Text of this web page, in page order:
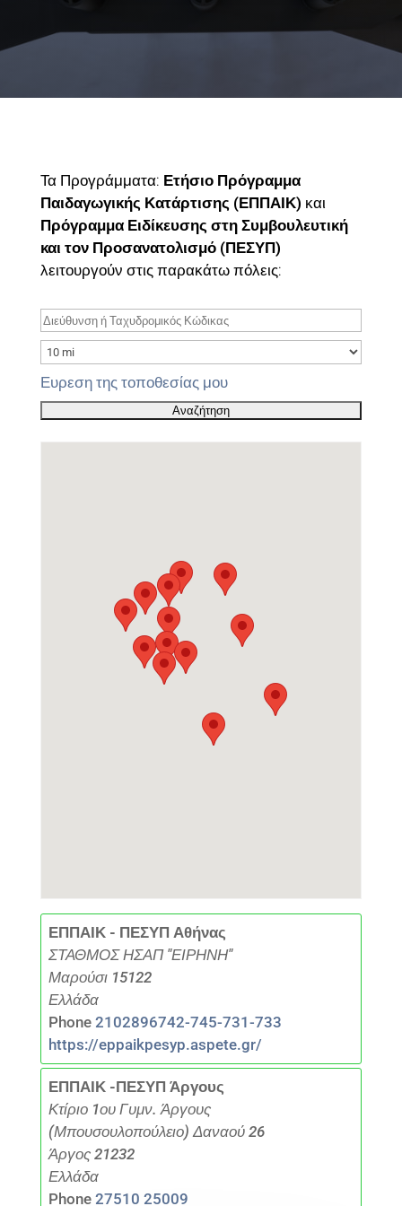
Τα Προγράμματα: Ετήσιο Πρόγραμμα
Παιδαγωγικής Κατάρτισης (ΕΠΠΑΙΚ) και
Πρόγραμμα Ειδίκευσης στη Συμβουλευτική
και τον Προσανατολισμό (ΠΕΣΥΠ)
λειτουργούν στις παρακάτω πόλεις:
Ευρεση της τοποθεσίας μου
ΕΠΠΑΙΚ - ΠΕΣΥΠ Αθήνας
ΣΤΑΘΜΟΣ ΗΣΑΠ "ΕΙΡΗΝΗ"
Μαρούσι 15122
Ελλάδα
Phone 2102896742-745-731-733
https://eppaikpesyp.aspete.gr/
ΕΠΠΑΙΚ -ΠΕΣΥΠ Άργους
Κτίριο 1ου Γυμν. Άργους
(Μπουσουλοπούλειο) Δαναού 26
Άργος 21232
Ελλάδα
Phone 27510 25009